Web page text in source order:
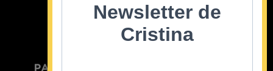
PARTICULIER
Newsletter de
Cristina